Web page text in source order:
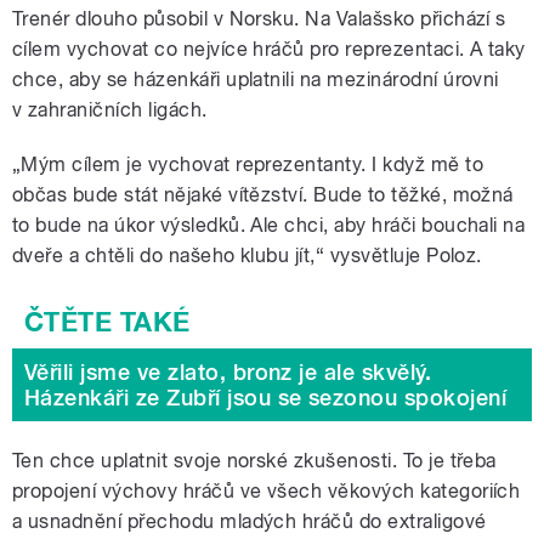
Trenér dlouho působil v Norsku. Na Valašsko přichází s
cílem vychovat co nejvíce hráčů pro reprezentaci. A taky
chce, aby se házenkáři uplatnili na mezinárodní úrovni
v zahraničních ligách.
„Mým cílem je vychovat reprezentanty. I když mě to
občas bude stát nějaké vítězství. Bude to těžké, možná
to bude na úkor výsledků. Ale chci, aby hráči bouchali na
dveře a chtěli do našeho klubu jít,“ vysvětluje Poloz.
Věřili jsme ve zlato, bronz je ale skvělý.
Házenkáři ze Zubří jsou se sezonou spokojení
Ten chce uplatnit svoje norské zkušenosti. To je třeba
propojení výchovy hráčů ve všech věkových kategoriích
a usnadnění přechodu mladých hráčů do extraligové